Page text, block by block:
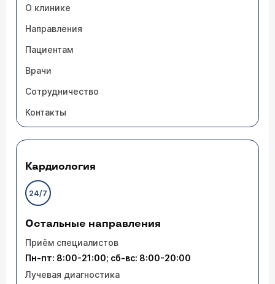
О клинике
Направления
Пациентам
Врачи
Сотрудничество
Контакты
Кардиология
24/7
Остальные направления
Приём специалистов
Пн-пт: 8:00-21:00; сб-вс: 8:00-20:00
Лучевая диагностика